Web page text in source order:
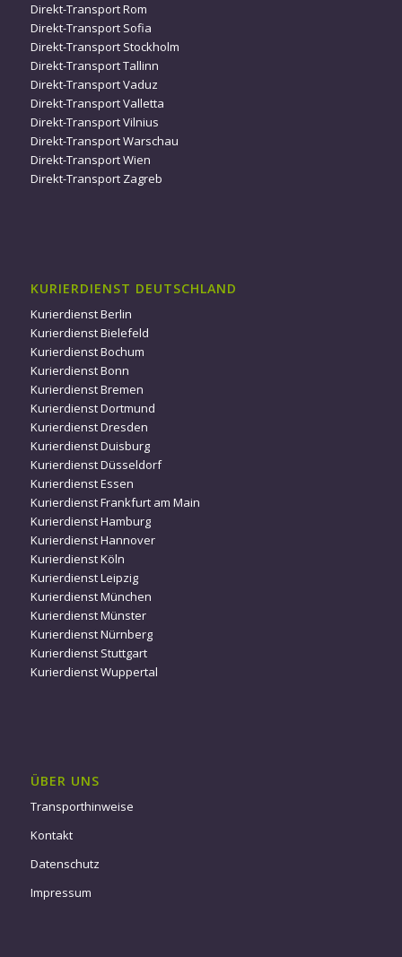
Direkt-Transport Rom
Direkt-Transport Sofia
Direkt-Transport Stockholm
Direkt-Transport Tallinn
Direkt-Transport Vaduz
Direkt-Transport Valletta
Direkt-Transport Vilnius
Direkt-Transport Warschau
Direkt-Transport Wien
Direkt-Transport Zagreb
KURIERDIENST DEUTSCHLAND
Kurierdienst Berlin
Kurierdienst Bielefeld
Kurierdienst Bochum
Kurierdienst Bonn
Kurierdienst Bremen
Kurierdienst Dortmund
Kurierdienst Dresden
Kurierdienst Duisburg
Kurierdienst Düsseldorf
Kurierdienst Essen
Kurierdienst Frankfurt am Main
Kurierdienst Hamburg
Kurierdienst Hannover
Kurierdienst Köln
Kurierdienst Leipzig
Kurierdienst München
Kurierdienst Münster
Kurierdienst Nürnberg
Kurierdienst Stuttgart
Kurierdienst Wuppertal
ÜBER UNS
Transporthinweise
Kontakt
Datenschutz
Impressum